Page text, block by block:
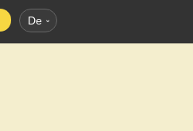
De